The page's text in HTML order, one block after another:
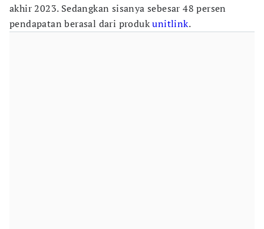
akhir 2023. Sedangkan sisanya sebesar 48 persen
pendapatan berasal dari produkunitlink.